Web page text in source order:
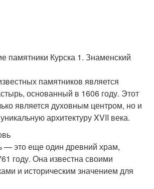
памятники Курска 1. Знаменский
памятников является
основанный в 1606 году. Этот
является духовным центром, но и
архитектуру XVII века.
— это еще один древний храм,
году. Она известна своими
и историческим значением для